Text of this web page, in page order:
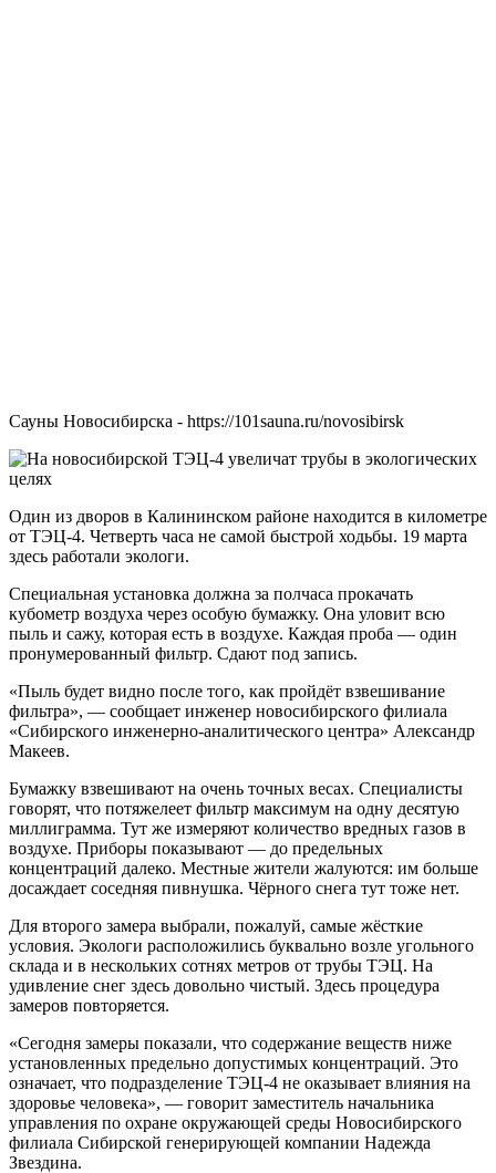
Сауны Новосибирска - https://101sauna.ru/novosibirsk
Один из дворов в Калининском районе находится в километре
от ТЭЦ-4. Четверть часа не самой быстрой ходьбы. 19 марта
здесь работали экологи.
Специальная установка должна за полчаса прокачать
кубометр воздуха через особую бумажку. Она уловит всю
пыль и сажу, которая есть в воздухе. Каждая проба — один
пронумерованный фильтр. Сдают под запись.
«Пыль будет видно после того, как пройдёт взвешивание
фильтра», — сообщает инженер новосибирского филиала
«Сибирского инженерно-аналитического центра» Александр
Макеев.
Бумажку взвешивают на очень точных весах. Специалисты
говорят, что потяжелеет фильтр максимум на одну десятую
миллиграмма. Тут же измеряют количество вредных газов в
воздухе. Приборы показывают — до предельных
концентраций далеко. Местные жители жалуются: им больше
досаждает соседняя пивнушка. Чёрного снега тут тоже нет.
Для второго замера выбрали, пожалуй, самые жёсткие
условия. Экологи расположились буквально возле угольного
склада и в нескольких сотнях метров от трубы ТЭЦ. На
удивление снег здесь довольно чистый. Здесь процедура
замеров повторяется.
«Сегодня замеры показали, что содержание веществ ниже
установленных предельно допустимых концентраций. Это
означает, что подразделение ТЭЦ-4 не оказывает влияния на
здоровье человека», — говорит заместитель начальника
управления по охране окружающей среды Новосибирского
филиала Сибирской генерирующей компании Надежда
Звездина.